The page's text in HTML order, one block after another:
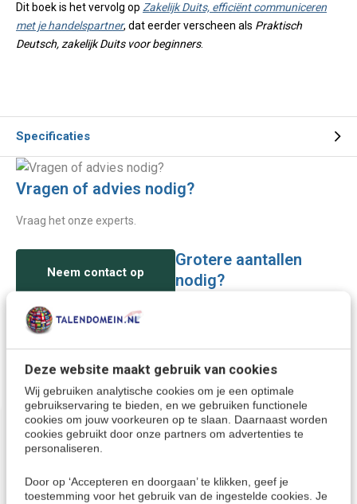
Deze website maakt gebruik van cookies
Wij gebruiken analytische cookies om je een optimale
gebruikservaring te bieden, en we gebruiken functionele
cookies om jouw voorkeuren op te slaan. Daarnaast worden
cookies gebruikt door onze partners om advertenties te
personaliseren.
Door op ‘Accepteren en doorgaan’ te klikken, geef je
toestemming voor het gebruik van de ingestelde cookies. Je
Dit boek is het vervolg op Zakelijk Duits, efficiënt communiceren
met je handelspartner, dat eerder verscheen als Praktisch
Deutsch, zakelijk Duits voor beginners.
Specificaties
Vragen of advies nodig?
Vraag het onze experts.
Neem contact op
Grotere aantallen
nodig?
Offerte aanvragen
Wellicht ook interessant: